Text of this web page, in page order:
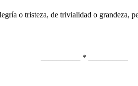
o tristeza, de trivialidad o grandeza,
__________ * __________